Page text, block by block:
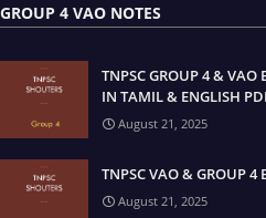
GROUP 4 VAO NOTES
TNPSC GROUP 4 & VAO
IN TAMIL & ENGLISH
August 21, 2025
TNPSC VAO & GROUP
August 21, 2025